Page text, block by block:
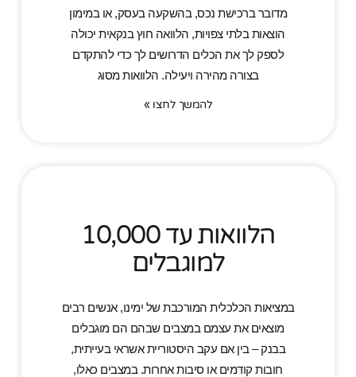
מדובר ברכישת נכס, בהשקעה בעסק, או במימון
הוצאות בלתי צפויות, הלוואה חוץ בנקאית יכולה
לספק לך את הכלים הדרושים לך כדי להתקדם
בצורה מהירה ויעילה. הלוואות מסוג
להמשך לחצו »
הלוואות עד 10,000
למוגבלים
במציאות הכלכלית המורכבת של ימינו, אנשים רבים
מוצאים את עצמם במצבים שבהם הם מוגבלים
בבנק – בין אם עקב היסטוריית אשראי בעייתית,
חובות קודמים או סיבות אחרות. במצבים כאלו,